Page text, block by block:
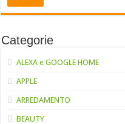
Categorie
ALEXA e GOOGLE HOME
APPLE
ARREDAMENTO
BEAUTY